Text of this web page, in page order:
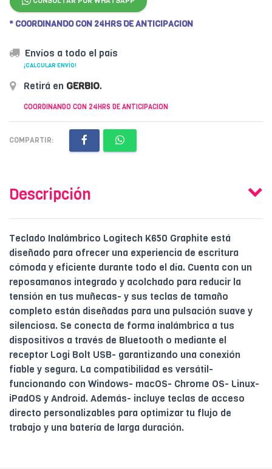
* COORDINANDO CON 24HRS DE ANTICIPACION
Envíos a todo el país
¡CALCULAR ENVÍO!
Retirá en GERBIO.
COORDINANDO CON 24HRS DE ANTICIPACION
COMPARTIR:
Descripción
Teclado Inalámbrico Logitech K650 Graphite está
diseñado para ofrecer una experiencia de escritura
cómoda y eficiente durante todo el día. Cuenta con un
reposamanos integrado y acolchado para reducir la
tensión en tus muñecas- y sus teclas de tamaño
completo están diseñadas para una pulsación suave y
silenciosa. Se conecta de forma inalámbrica a tus
dispositivos a través de Bluetooth o mediante el
receptor Logi Bolt USB- garantizando una conexión
fiable y segura. La compatibilidad es versátil-
funcionando con Windows- macOS- Chrome OS- Linux-
iPadOS y Android. Además- incluye teclas de acceso
directo personalizables para optimizar tu flujo de
trabajo y una batería de larga duración.